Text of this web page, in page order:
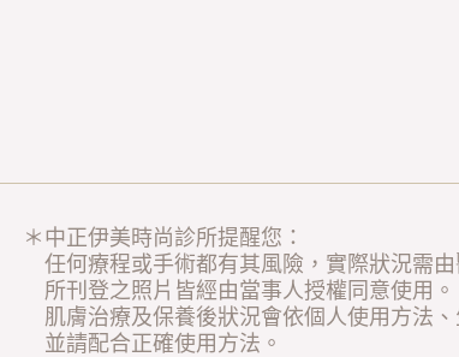
＊中正伊美時尚診所提醒您：
任何療程或手術都有其風險，實際狀況需
所刊登之照片皆經由當事人授權同意使用。
肌膚治療及保養後狀況會依個人使用方法、
並請配合正確使用方法。